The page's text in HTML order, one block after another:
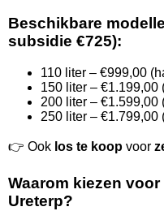
Beschikbare
subsidie €725):
110 liter – €999,00
150 liter – €1.199,00
200 liter – €1.599,00
250 liter – €1.799,00
👉 Ook los te koop voor
Waarom kiezen
Ureterp?